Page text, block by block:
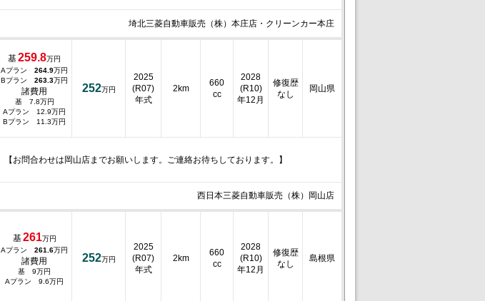
埼北三菱自動車販売（株）本庄店・クリーンカー本庄
基259.8万円
Aプラン 264.9万円
Bプラン 263.3万円
諸費用
基 7.8万円
Aプラン 12.9万円
Bプラン 11.3万円
252万円
2025
(R07)
年式
2km
660
cc
2028
(R10)
年12月
修復歴
なし
岡山県
【お問合わせは岡山店までお願いします。ご連絡お待ちしております。】
西日本三菱自動車販売（株）岡山店
基261万円
Aプラン 261.6万円
諸費用
基 9万円
Aプラン 9.6万円
252万円
2025
(R07)
年式
2km
660
cc
2028
(R10)
年12月
修復歴
なし
島根県